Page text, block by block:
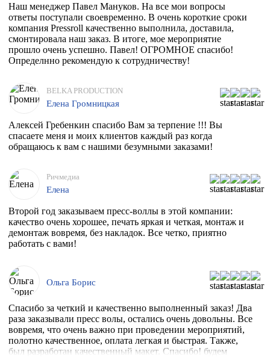
Наш менеджер Павел Мануков. На все мои вопросы
ответы поступали своевременно. В очень короткие сроки
компания Pressroll качественно выполнила, доставила,
смонтировала наш заказ. В итоге, мое мероприятие
прошло очень успешно. Павел! ОГРОМНОЕ спасибо!
Определнно рекомендую к сотрудничеству!
BELKA PRODUCTION
Елена Громницкая
Алексей Гребенкин спасибо Вам за терпение !!! Вы
спасаете меня и моих клиентов каждый раз когда
обращаюсь к вам с нашими безумными заказами!
Ричмедиа
Елена
Второй год заказываем пресс-воллы в этой компании:
качество очень хорошее, печать яркая и четкая, монтаж и
демонтаж вовремя, без накладок. Все четко, приятно
работать с вами!
Ольга Борис
Спасибо за четкий и качественно выполненный заказ! Два
раза заказывали пресс волы, остались очень довольны. Все
вовремя, что очень важно при проведении мероприятий,
полотно качественное, оплата легкая и быстрая. Также,
был разработан качественный макет. Спасибо! будем